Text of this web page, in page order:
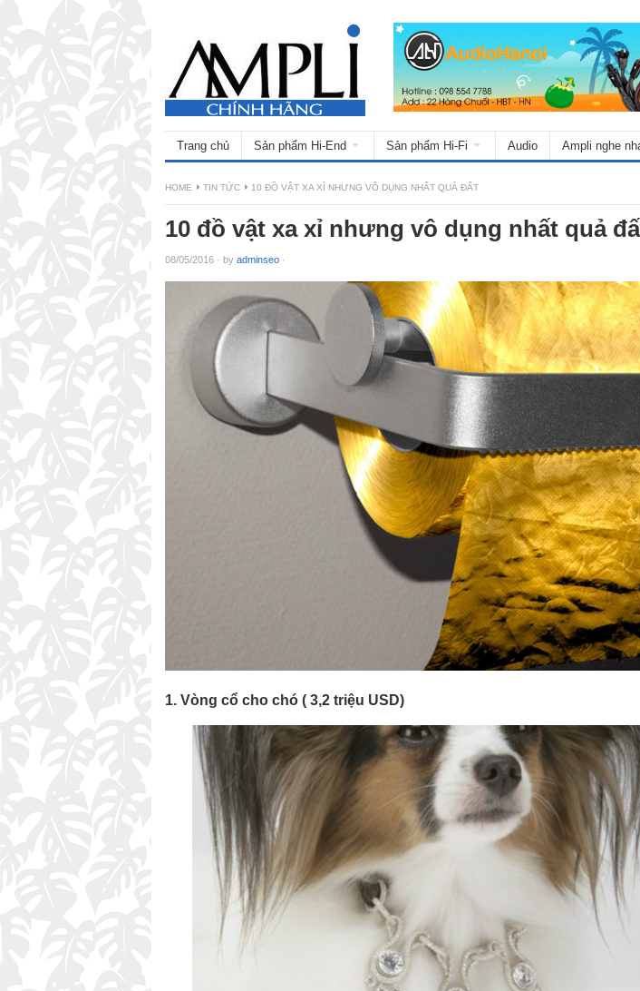
Trang chủ Sản phẩm Hi-End Sản phẩm Hi-Fi Audio Ampli nghe
HOME TIN TỨC 10 ĐỒ VẬT XA XỈ NHƯNG VÔ DỤNG NHẤT QUẢ ĐẤT
10 đồ vật xa xỉ nhưng vô dụng nhất quả
08/05/2016 · by adminseo ·
1. Vòng cổ cho chó ( 3,2 triệu USD)